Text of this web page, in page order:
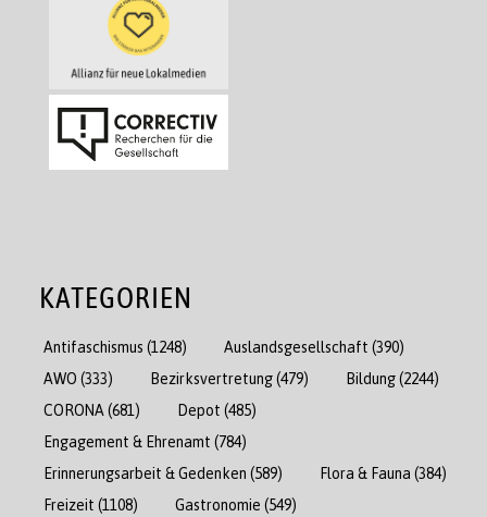
KATEGORIEN
Antifaschismus (1248) Auslandsgesellschaft (390)
AWO (333) Bezirksvertretung(479) Bildung(2244)
CORONA (681) Depot (485)
Engagement & Ehrenamt (784)
Erinnerungsarbeit & Gedenken (589) Flora & Fauna (384)
Freizeit (1108) Gastronomie (549)